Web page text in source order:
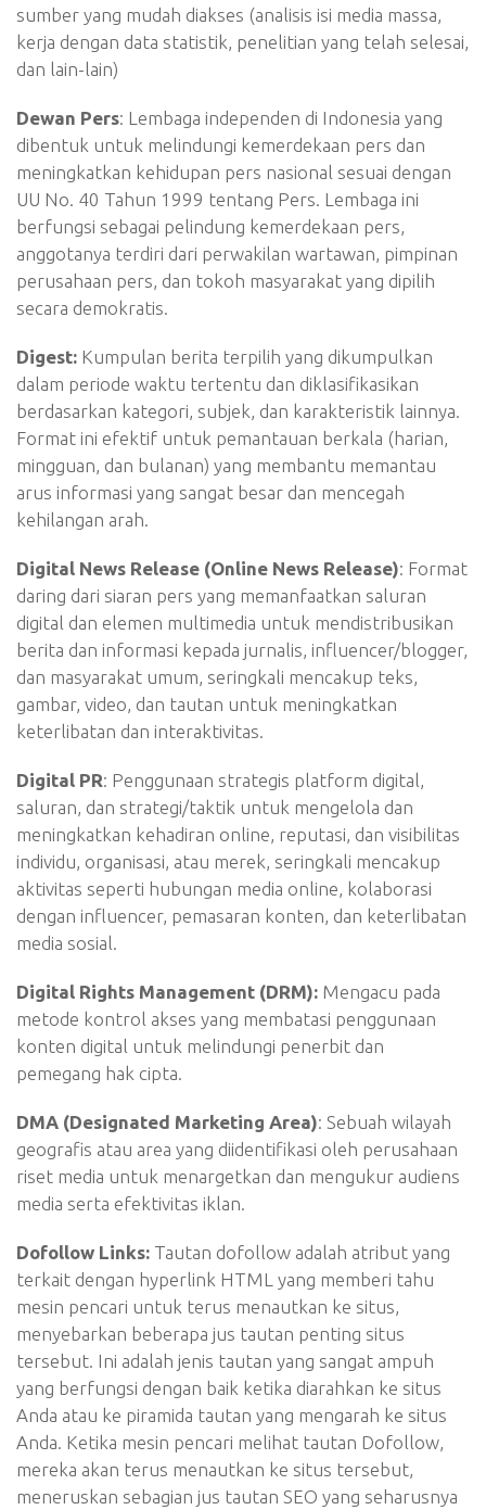
sumber yang mudah diakses (analisis isi media massa,
kerja dengan data statistik, penelitian yang telah selesai,
dan lain-lain)
Dewan Pers: Lembaga independen di Indonesia yang
dibentuk untuk melindungi kemerdekaan pers dan
meningkatkan kehidupan pers nasional sesuai dengan
UU No. 40 Tahun 1999 tentang Pers. Lembaga ini
berfungsi sebagai pelindung kemerdekaan pers,
anggotanya terdiri dari perwakilan wartawan, pimpinan
perusahaan pers, dan tokoh masyarakat yang dipilih
secara demokratis.
Digest: Kumpulan berita terpilih yang dikumpulkan
dalam periode waktu tertentu dan diklasifikasikan
berdasarkan kategori, subjek, dan karakteristik lainnya.
Format ini efektif untuk pemantauan berkala (harian,
mingguan, dan bulanan) yang membantu memantau
arus informasi yang sangat besar dan mencegah
kehilangan arah.
Digital News Release (Online News Release): Format
daring dari siaran pers yang memanfaatkan saluran
digital dan elemen multimedia untuk mendistribusikan
berita dan informasi kepada jurnalis, influencer/blogger,
dan masyarakat umum, seringkali mencakup teks,
gambar, video, dan tautan untuk meningkatkan
keterlibatan dan interaktivitas.
Digital PR: Penggunaan strategis platform digital,
saluran, dan strategi/taktik untuk mengelola dan
meningkatkan kehadiran online, reputasi, dan visibilitas
individu, organisasi, atau merek, seringkali mencakup
aktivitas seperti hubungan media online, kolaborasi
dengan influencer, pemasaran konten, dan keterlibatan
media sosial.
Digital Rights Management (DRM): Mengacu pada
metode kontrol akses yang membatasi penggunaan
konten digital untuk melindungi penerbit dan
pemegang hak cipta.
DMA (Designated Marketing Area): Sebuah wilayah
geografis atau area yang diidentifikasi oleh perusahaan
riset media untuk menargetkan dan mengukur audiens
media serta efektivitas iklan.
Dofollow Links: Tautan dofollow adalah atribut yang
terkait dengan hyperlink HTML yang memberi tahu
mesin pencari untuk terus menautkan ke situs,
menyebarkan beberapa jus tautan penting situs
tersebut. Ini adalah jenis tautan yang sangat ampuh
yang berfungsi dengan baik ketika diarahkan ke situs
Anda atau ke piramida tautan yang mengarah ke situs
Anda. Ketika mesin pencari melihat tautan Dofollow,
mereka akan terus menautkan ke situs tersebut,
meneruskan sebagian jus tautan SEO yang seharusnya